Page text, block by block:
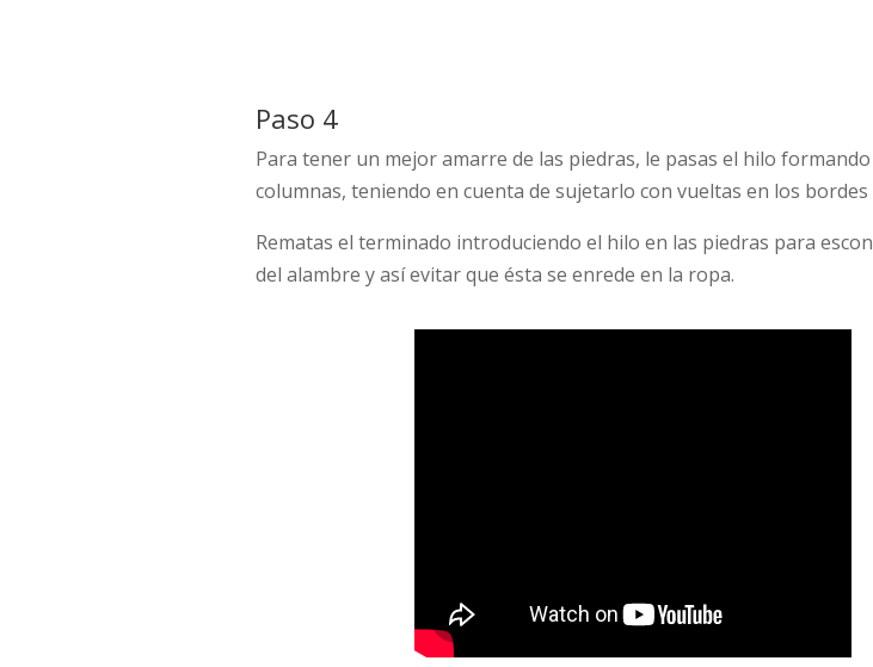
Paso 4
Para tener un mejor amarre de las piedras, le pasas el hilo
columnas, teniendo en cuenta de sujetarlo con vueltas en los bordes
Rematas el terminado introduciendo el hilo en las piedras para
del alambre y así evitar que ésta se enrede en la ropa.